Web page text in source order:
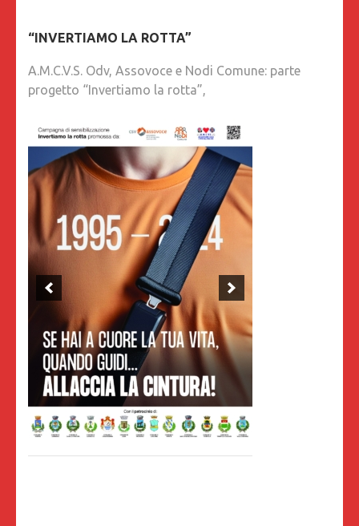
“INVERTIAMO LA ROTTA”
A.M.C.V.S. Odv, Assovoce e Nodi Comune: parte
progetto “Invertiamo la rotta”,